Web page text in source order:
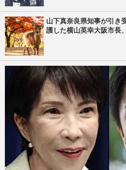
山下真奈良県知事が引き
護した横山英幸大阪市長